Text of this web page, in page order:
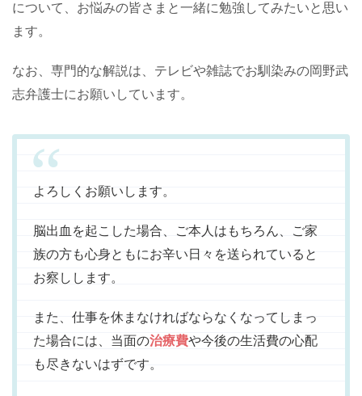
について、お悩みの皆さまと一緒に勉強してみたいと思い
ます。
なお、専門的な解説は、テレビや雑誌でお馴染みの岡野武
志弁護士にお願いしています。
よろしくお願いします。
脳出血を起こした場合、ご本人はもちろん、ご家
族の方も心身ともにお辛い日々を送られていると
お察しします。
また、仕事を休まなければならなくなってしまっ
た場合には、当面の治療費や今後の生活費の心配
も尽きないはずです。